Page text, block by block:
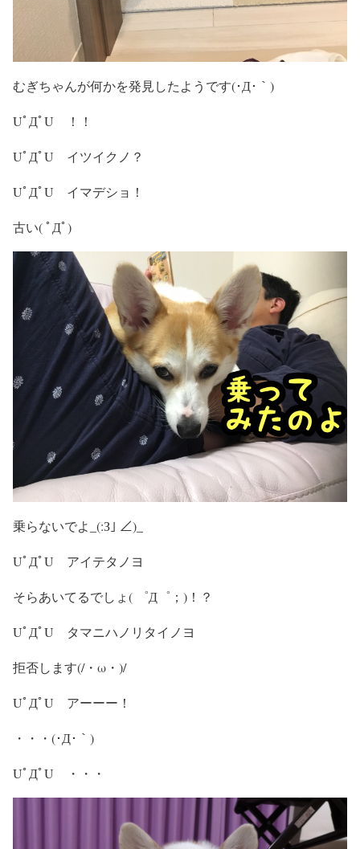
むぎちゃんが何かを発見したようです(･Д･｀)
UﾟДﾟU ！！
UﾟДﾟU イツイクノ？
UﾟДﾟU イマデショ！
古い( ﾟДﾟ)
乗らないでよ_(:З｣ ∠)_
UﾟДﾟU アイテタノヨ
そらあいてるでしょ( ゜Д゜；)！？
UﾟДﾟU タマニハノリタイノヨ
拒否します(/・ω・)/
UﾟДﾟU アーーー！
・・・(･Д･｀)
UﾟДﾟU ・・・